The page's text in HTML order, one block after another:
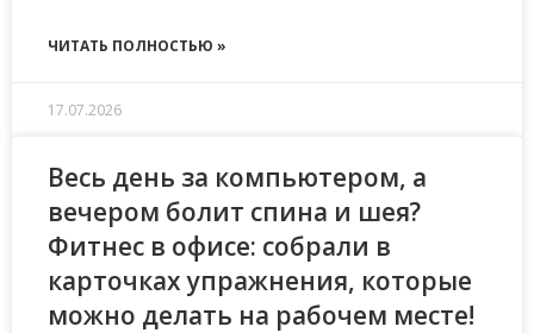
ЧИТАТЬ ПОЛНОСТЬЮ »
17.07.2026
Весь день за компьютером, а
вечером болит спина и шея?
Фитнес в офисе: собрали в
карточках упражнения, которые
можно делать на рабочем месте!